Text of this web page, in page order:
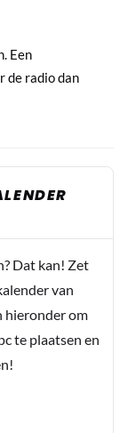
Een
de radio dan
Dat kan! Zet
van
hieronder om
te plaatsen en